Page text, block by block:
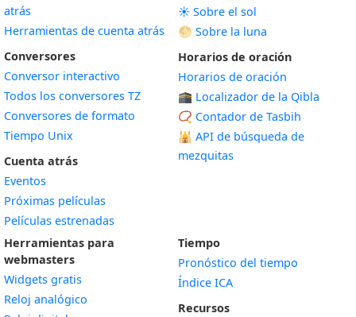
atrás
Herramientas de cuenta atrás
Conversores
Conversor interactivo
Todos los conversores TZ
Conversores de formato
Tiempo Unix
Cuenta atrás
Eventos
Próximas películas
Películas estrenadas
☀️ Sobre el sol
🌕 Sobre la luna
Horarios de oración
Horarios de oración
🕋 Localizador de la Qibla
📿 Contador de Tasbih
🕌 API de búsqueda de
mezquitas
Herramientas para
webmasters
Widgets gratis
Reloj analógico
Tiempo
Pronóstico del tiempo
Índice ICA
Recursos